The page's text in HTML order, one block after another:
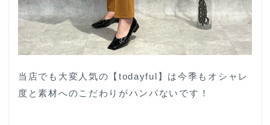
当店でも大変人気の【todayful】は今季もオシャレ
度と素材へのこだわりがハンパないです！